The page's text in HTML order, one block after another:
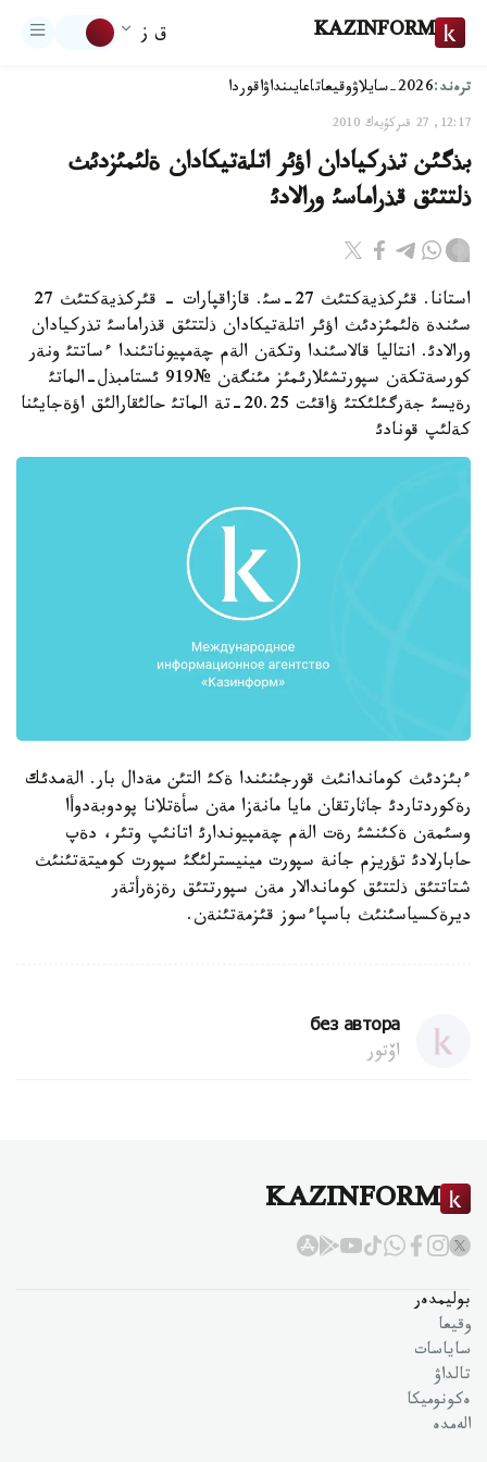
KAZINFORM ق ز
ترەند:2026-سايلاۋ وقيعاتاعايىنداۋاقوردا
12:17, 27 قىركۇيەك 2010
بذگئن تذركيادان اؤئر اتلةتيكادان ةلئمئزدئث
ذلتتئق قذراماسئ ورالادئ
استانا. قئركذيةكتئث 27-سئ. قازاقپارات - قئركذيةكتئث 27
سئندة ةلئمئزدئث اؤئر اتلةتيكادان ذلتتئق قذراماسئ تذركيادان
ورالادئ. انتاليا قالاسئندا وتكةن الةم چةمپيوناتئندا ءساتتئ ونةر
كورسةتكةن سپورتشئلارئمئز مئنگةن №919 ئستامبذل-الماتئ
رةيسئ جةرگئلئكتئ ؤاقئت 20.25-تة الماتئ حالئقارالئق اؤةجايئنا
كةلئپ قونادئ
ءبئزدئث كوماندانئث قورجئنئندا ةكئ التئن مةدال بار. الةمدئك
رةكوردتاردئ جاثارتقان مايا مانةزا مةن سأةتلانا پودوبةدوأا
وسئمةن ةكئنشئ رةت الةم چةمپيوندارئ اتانئپ وتئر، دةپ
حابارلادئ تؤريزم جانة سپورت مينيسترلئگئ سپورت كوميتةتئنئث
شتاتتئق ذلتتئق كوماندالار مةن سپورتتئق رةزةرأتةر
ديرةكسياسئنئث باسپاءسوز قئزمةتئنةن.
без автора
اۆتور
KAZINFORM
بوليمدەر
وقيعا
ساياسات
تالداۋ
ەكونوميكا
الەمدە